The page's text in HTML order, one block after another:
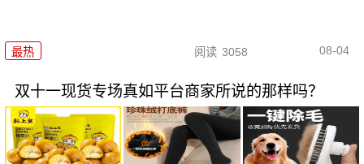
最热 阅读 3058 08-04
双十一现货专场真如平台商家所说的那样吗？